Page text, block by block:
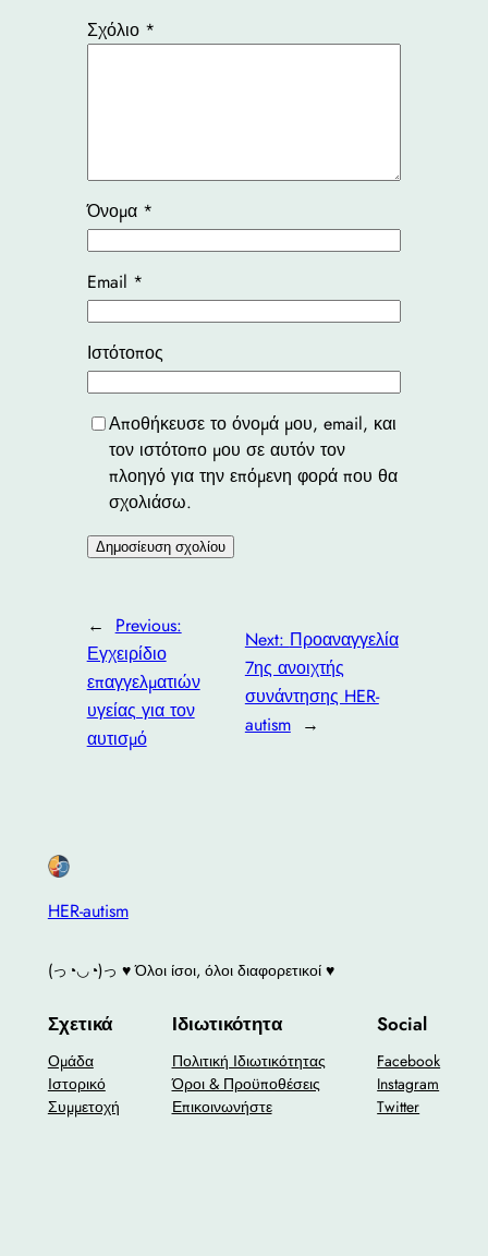
Σχόλιο *
Όνομα *
Email *
Ιστότοπος
Αποθήκευσε το όνομά μου, email, και
τον ιστότοπο μου σε αυτόν τον
πλοηγό για την επόμενη φορά που θα
σχολιάσω.
←
Previous:
Εγχειρίδιο
επαγγελματιών
υγείας για τον
αυτισμό
Next: Προαναγγελία
7ης ανοιχτής
συνάντησης HER-
autism →
HER-autism
(っ◔◡◔)っ ♥ Όλοι ίσοι, όλοι διαφορετικοί ♥
Σχετικά
Ομάδα
Ιστορικό
Συμμετοχή
Ιδιωτικότητα
Πολιτική Ιδιωτικότητας
Όροι & Προϋποθέσεις
Επικοινωνήστε
Social
Facebook
Instagram
Twitter